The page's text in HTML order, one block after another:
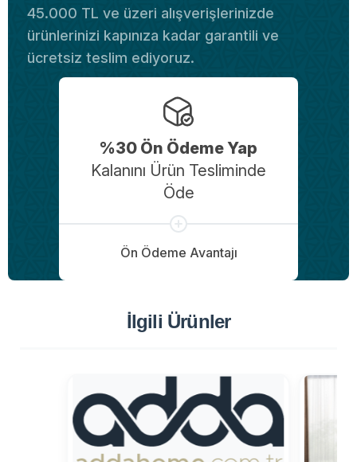
45.000 TL ve üzeri alışverişlerinizde
ürünlerinizi kapınıza kadar garantili ve
ücretsiz teslim ediyoruz.
%30 Ön Ödeme Yap
Kalanını Ürün Tesliminde
Öde
Ön Ödeme Avantajı
İlgili Ürünler